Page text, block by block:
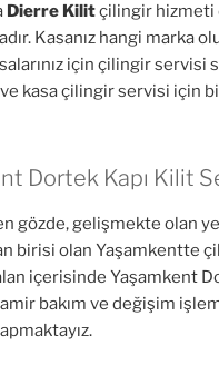
Dierre Kilitçilingir hizmeti
Kasanız hangi marka
için çilingir servisi
kasa çilingir servisi için
Dortek Kapı Kilit
gözde, gelişmekte olan
birisi olan Yaşamkentte
içerisinde Yaşamkent
bakım ve değişim